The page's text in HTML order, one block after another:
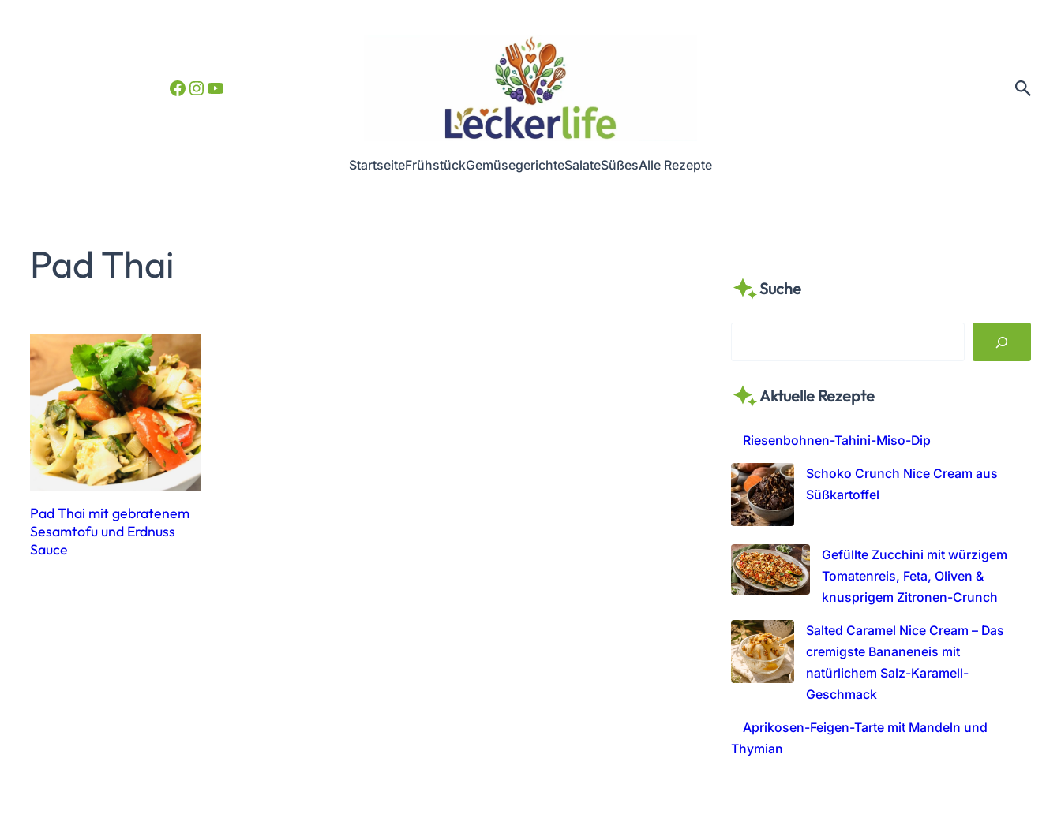
Facebook InstagramYouTube
StartseiteFrühstückGemüsegerichteSalateSüßesAlle Rezepte
Pad Thai
Pad Thai mit gebratenem
Sesamtofu und Erdnuss
Sauce
Suche
r
Aktuelle Rezepte
Riesenbohnen-Tahini-Miso-Dip
Schoko Crunch Nice Cream aus
Süßkartoffel
Gefüllte Zucchini mit würzigem
Tomatenreis, Feta, Oliven &
knusprigem Zitronen-Crunch
Salted Caramel Nice Cream – Das
cremigste Bananeneis mit
natürlichem Salz-Karamell-
Geschmack
Aprikosen-Feigen-Tarte mit Mandeln und
Thymian